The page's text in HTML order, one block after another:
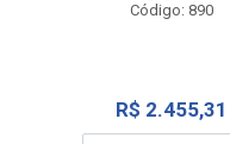
Código: 890
R$ 2.455,31